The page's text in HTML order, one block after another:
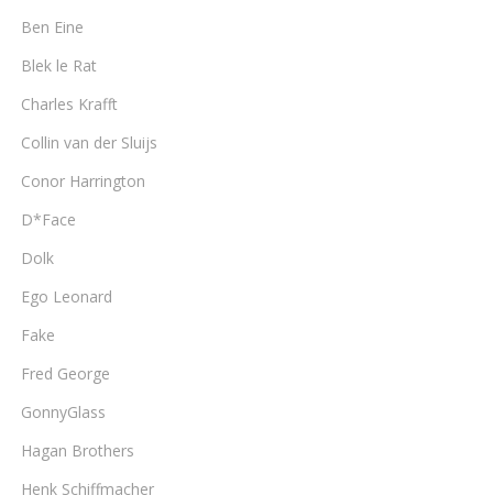
Ben Eine
Blek le Rat
Charles Krafft
Collin van der Sluijs
Conor Harrington
D*Face
Dolk
Ego Leonard
Fake
Fred George
GonnyGlass
Hagan Brothers
Henk Schiffmacher